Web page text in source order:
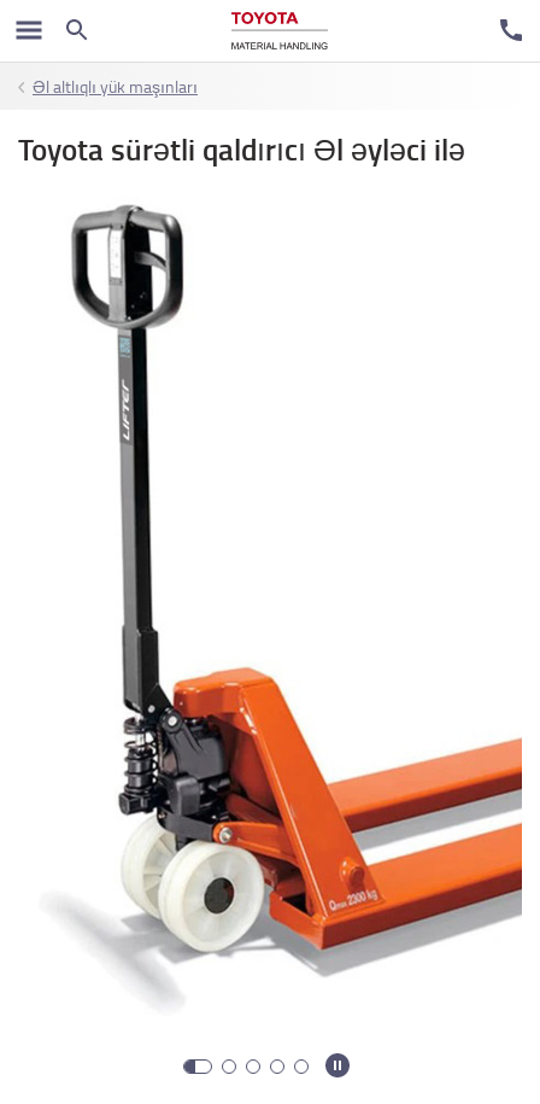
Əl altlıqlı yük maşınları
Toyota sürətli qaldırıcı Əl əyləci ilə